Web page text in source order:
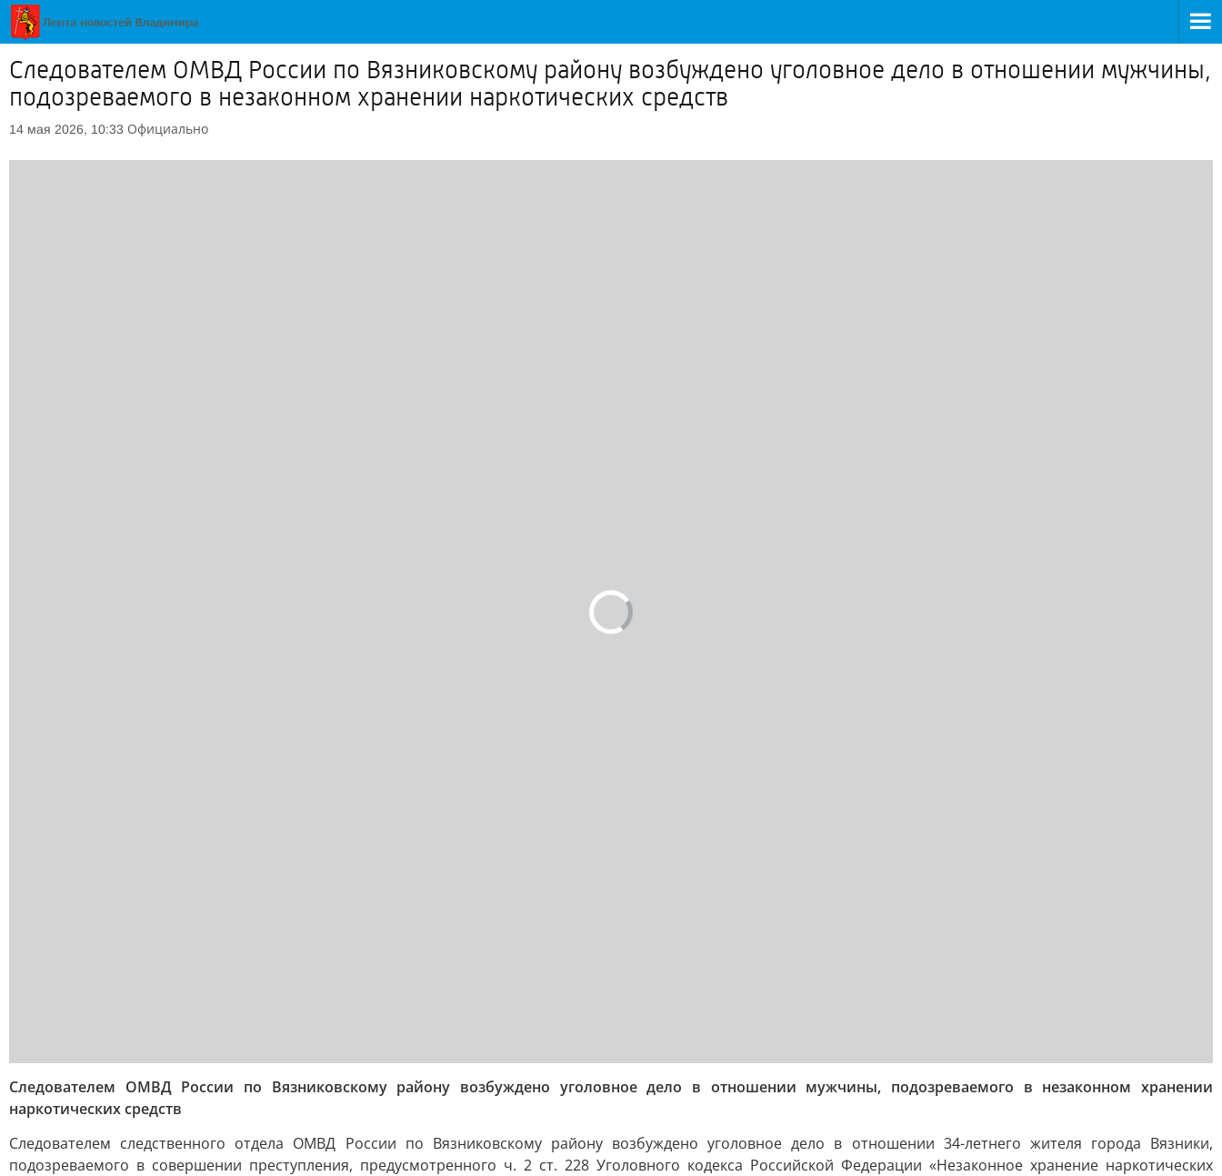
Следователем ОМВД России по Вязниковскому району возбуждено уголовное дело в отношении мужчины,
подозреваемого в незаконном хранении наркотических средств
14 мая 2026, 10:33 Официально
Следователем ОМВД России по Вязниковскому району возбуждено уголовное дело в отношении мужчины, подозреваемого в незаконном хранении
наркотических средств
Следователем следственного отдела ОМВД России по Вязниковскому району возбуждено уголовное дело в отношении 34-летнего жителя города Вязники,
подозреваемого в совершении преступления, предусмотренного ч. 2 ст. 228 Уголовного кодекса Российской Федерации «Незаконное хранение наркотических